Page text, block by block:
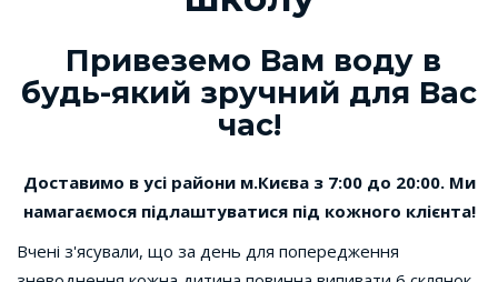
Привеземо Вам воду в
будь-який зручний для Вас
час!
Доставимо в усі райони м.Києва з 7:00 до 20:00. Ми
намагаємося підлаштуватися під кожного клієнта!
Вчені з'ясували, що за день для попередження